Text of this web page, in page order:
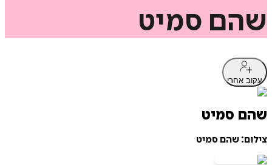
שהם סמיט
עקוב אחרי
שהם סמיט
צילום: שהם סמיט